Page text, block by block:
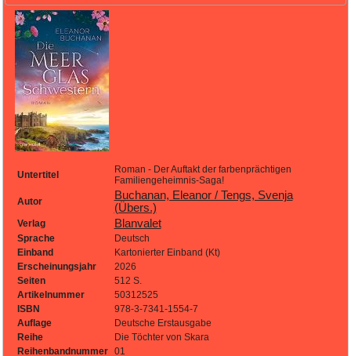
Untertitel
Roman - Der Auftakt der farbenprächtigen
Familiengeheimnis-Saga!
Autor
Buchanan, Eleanor / Tengs, Svenja
(Übers.)
Verlag Blanvalet
Sprache
Deutsch
Einband
Kartonierter Einband (Kt)
Erscheinungsjahr
2026
Seiten
512 S.
Artikelnummer
50312525
ISBN
978-3-7341-1554-7
Auflage
Deutsche Erstausgabe
Reihe
Die Töchter von Skara
Reihenbandnummer
01